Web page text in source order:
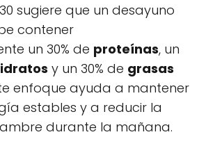
sugiere que un desayuno
contener
un 30% de proteínas, un
y un 30% de grasas
enfoque ayuda a mantener
estables y a reducir la
durante la mañana.